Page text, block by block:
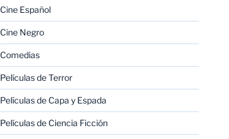
Cine Español
Cine Negro
Comedias
Películas de Terror
Películas de Capa y Espada
Películas de Ciencia Ficción